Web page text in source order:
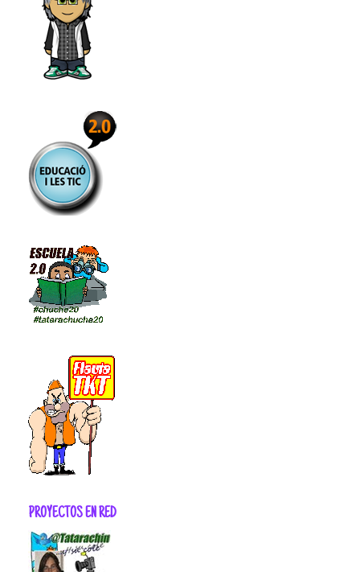
PROYECTOS EN RED